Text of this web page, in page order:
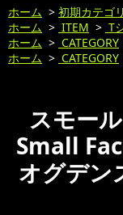
ホーム > 初期カテゴリ
ホーム > ITEM > T
ホーム > CATEGORY
ホーム > CATEGORY
スモー
Small
オグデン